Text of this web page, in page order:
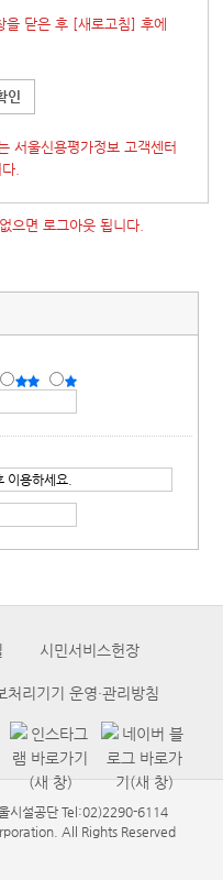
을 닫은 후 [새로고침] 후에
인
서울신용평가정보 고객센터
.
으면 로그아웃 됩니다.
시민서비스헌장
처리기기 운영·관리방침
시설공단 Tel:02)2290-6114
All Rights Reserved